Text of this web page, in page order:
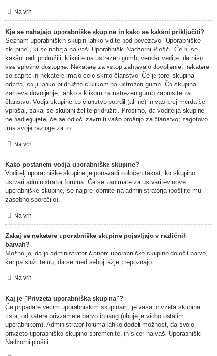
Na vrh
Kje se nahajajo uporabniške skupine in kako se kakšni priključiti?
Seznam uporabniških skupin lahko vidite pod povezavo "Uporabniške
skupine", ki se nahaja na vaši Uporabniški Nadzorni Plošči. Če bi se
kakšni radi pridružili, kliknite na ustrezen gumb, vendar vedite, da niso
vse splošno dostopne. Nekatere za vstop zahtevajo dovoljenje, nekatere
so zaprte in nekatere imajo celo skrito članstvo. Če je torej skupina
odprta, se ji lahko pridružite s klikom na ustrezen gumb. Če skupina
zahteva dovoljenje, lahko s klikom na ustrezen gumb zaprosite za
članstvo. Vodja skupine bo članstvo potrdil (ali ne) in vas prej morda še
vprašal, zakaj se skupini želite pridružiti. Prosimo, da voditelja skupine
ne nadlegujete, če se odloči zavrniti vašo prošnjo za članstvo; zagotovo
ima svoje razloge za to.
Na vrh
Kako postanem vodja uporabniške skupine?
Voditelj uporabniške skupine je ponavadi določen takrat, ko skupino
ustvari administrator foruma. Če se zanimate za ustvaritev nove
uporabniške skupine, se najprej obrnite na administratorja (pošljite mu
zasebno sporočilo).
Na vrh
Zakaj se nekatere uporabniške skupine pojavljajo v različnih
barvah?
Možno je, da je administrator članom uporabniške skupine določil barvo,
kar pa služi temu, da se med seboj lažje prepoznajo.
Na vrh
Kaj je "Privzeta uporabniška skupina"?
Če pripadate večim uporabniškim skupinam, je vaša privzeta skupina
tista, od katere privzamete barvo in rang (oboje je vidno ostalim
uporabnikom). Administrator foruma lahko dodeli možnost, da svojo
privzeto uporabniško skupino spremenite, in sicer na vaši Uporabniški
Nadzorni plošči.